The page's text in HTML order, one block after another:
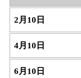
2月10日
4月10日
6月10日